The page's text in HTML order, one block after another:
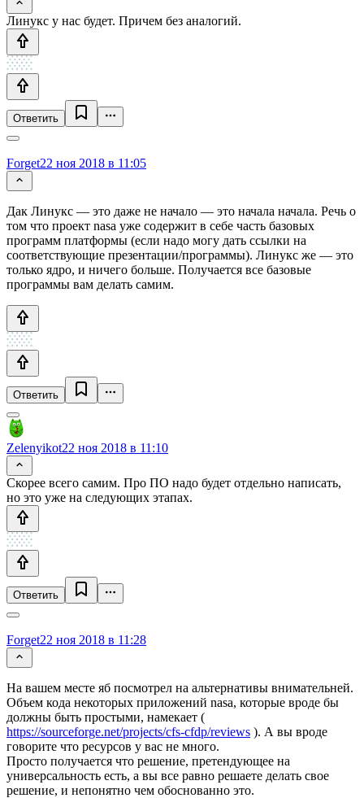
Линукс у нас будет. Причем без аналогий.
Ответить
Forget22 ноя 2018 в 11:05
Дак Линукс — это даже не начало — это начала начала. Речь о
том что проект nasa уже содержит в себе часть базовых
программ платформы (если надо могу дать ссылки на
соответствующие презентации/программы). Линукс же — это
только ядро, и ничего больше. Получается все базовые
программы вам делать самим.
Ответить
Zelenyikot22 ноя 2018 в 11:10
Скорее всего самим. Про ПО надо будет отдельно написать,
но это уже на следующих этапах.
Ответить
Forget22 ноя 2018 в 11:28
На вашем месте яб посмотрел на альтернативы внимательней.
Объем кода некоторых приложений nasa, которые вроде бы
должны быть простыми, намекает (
https://sourceforge.net/projects/cfs-cfdp/reviews ). А вы вроде
говорите что ресурсов у вас не много.
Просто получается что решение, претендующее на
универсальность есть, а вы все равно решаете делать свое
решение, и непонятно чем обоснованно это.